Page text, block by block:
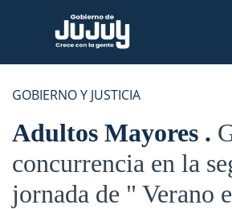
GOBIERNO Y JUSTICIA
Adultos Mayores
concurrencia en la
jornada de " Verano